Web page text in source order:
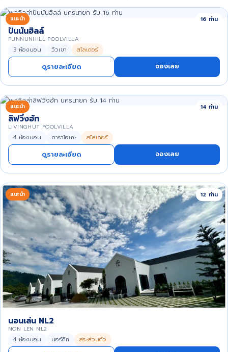
แนะนำ 16 ท่าน
ปันนันฮิลล์
PUNNUNHILL POOLVILLA
3 ห้องนอน วิวเขา สไลเดอร์
ดูรายละเอียด จองเลย
แนะนำ 14 ท่าน
ลิฟวิ่งฮัท
LIVINGHUT POOLVILLA
4 ห้องนอน คาราโอเกะ สไลเดอร์
ดูรายละเอียด จองเลย
แนะนำ 12 ท่าน
นอนเล่น NL2
NON LEN NL2
4 ห้องนอน นอร์ดิก สระส่วนตัว